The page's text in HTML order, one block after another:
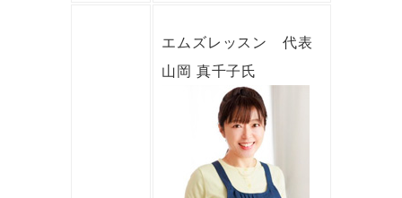
エムズレッスン 代表
山岡 真千子氏